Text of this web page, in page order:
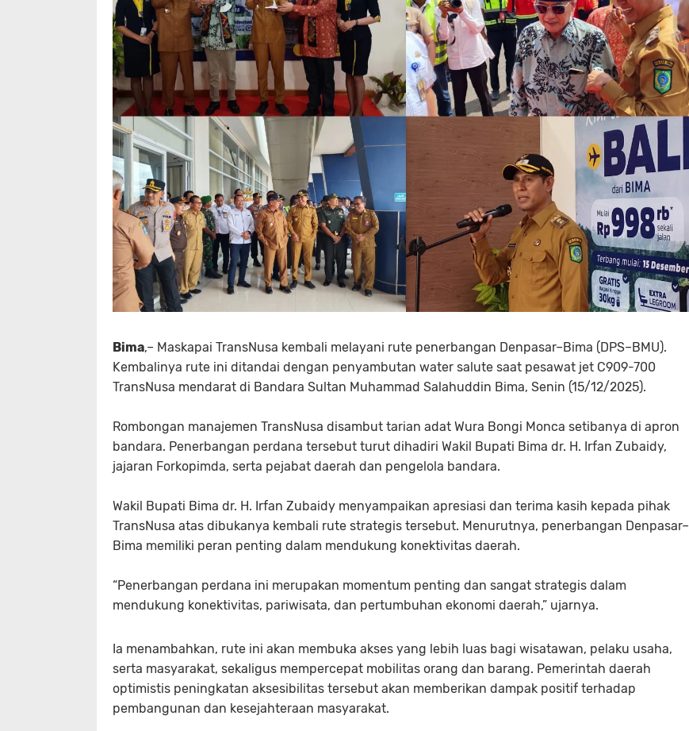
Bima,– Maskapai TransNusa kembali melayani rute penerbangan Denpasar–Bima (DPS–BMU).
Kembalinya rute ini ditandai dengan penyambutan water salute saat pesawat jet C909-700
TransNusa mendarat di Bandara Sultan Muhammad Salahuddin Bima, Senin (15/12/2025).
Rombongan manajemen TransNusa disambut tarian adat Wura Bongi Monca setibanya di apron
bandara. Penerbangan perdana tersebut turut dihadiri Wakil Bupati Bima dr. H. Irfan Zubaidy,
jajaran Forkopimda, serta pejabat daerah dan pengelola bandara.
Wakil Bupati Bima dr. H. Irfan Zubaidy menyampaikan apresiasi dan terima kasih kepada pihak
TransNusa atas dibukanya kembali rute strategis tersebut. Menurutnya, penerbangan Denpasar–
Bima memiliki peran penting dalam mendukung konektivitas daerah.
“Penerbangan perdana ini merupakan momentum penting dan sangat strategis dalam
mendukung konektivitas, pariwisata, dan pertumbuhan ekonomi daerah,” ujarnya.
Ia menambahkan, rute ini akan membuka akses yang lebih luas bagi wisatawan, pelaku usaha,
serta masyarakat, sekaligus mempercepat mobilitas orang dan barang. Pemerintah daerah
optimistis peningkatan aksesibilitas tersebut akan memberikan dampak positif terhadap
pembangunan dan kesejahteraan masyarakat.